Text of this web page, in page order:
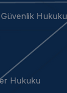
Hukuku
Hukuku